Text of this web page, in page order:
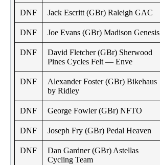
DNF Jack Escritt (GBr) Raleigh GAC
DNF Joe Evans (GBr) Madison Genesis
DNF
David Fletcher (GBr) Sherwood
Pines Cycles Felt — Enve
DNF
Alexander Foster (GBr) Bikehaus
by Ridley
DNF George Fowler (GBr) NFTO
DNF Joseph Fry (GBr) Pedal Heaven
DNF
Dan Gardner (GBr) Astellas
Cycling Team